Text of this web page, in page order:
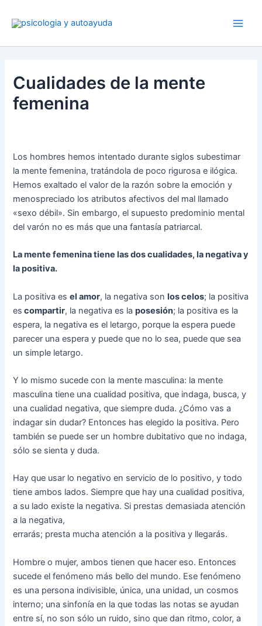
Cualidades de la mente
femenina
Los hombres hemos intentado durante siglos subestimar
la mente femenina, tratándola de poco rigurosa e ilógica.
Hemos exaltado el valor de la razón sobre la emoción y
menospreciado los atributos afectivos del mal llamado
«sexo débil». Sin embargo, el supuesto predominio mental
del varón no es más que una fantasía patriarcal.
La mente femenina tiene las dos cualidades, la negativa y
la positiva.
La positiva esel amor, la negativa sonlos celos; la positiva
es compartir, la negativa es laposesión; la positiva es la
espera, la negativa es el letargo, porque la espera puede
parecer una espera y puede que no lo sea, puede que sea
un simple letargo.
Y lo mismo sucede con la mente masculina: la mente
masculina tiene una cualidad positiva, que indaga, busca, y
una cualidad negativa, que siempre duda. ¿Cómo vas a
indagar sin dudar? Entonces has elegido la positiva. Pero
también se puede ser un hombre dubitativo que no indaga,
sólo se sienta y duda.
Hay que usar lo negativo en servicio de lo positivo, y todo
tiene ambos lados. Siempre que hay una cualidad positiva,
a su lado existe la negativa. Si prestas demasiada atención
a la negativa,
errarás; presta mucha atención a la positiva y llegarás.
Hombre o mujer, ambos tienen que hacer eso. Entonces
sucede el fenómeno más bello del mundo. Ese fenómeno
es una persona indivisible, única, una unidad, un cosmos
interno; una sinfonía en la que todas las notas se ayudan
entre sí, no son sólo un ruido, sino que dan ritmo, color, a